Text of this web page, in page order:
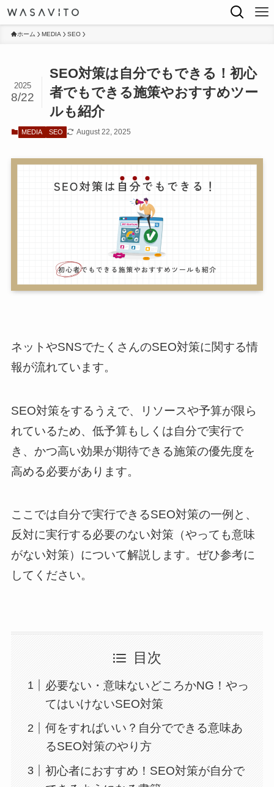
ホーム MEDIA SEO
SEO対策は自分でもできる！初心
者でもできる施策やおすすめツー
ルも紹介
2025
8/22
MEDIA SEO August 22, 2025
ネットやSNSでたくさんのSEO対策に関する情
報が流れています。
SEO対策をするうえで、リソースや予算が限ら
れているため、低予算もしくは自分で実行で
き、かつ高い効果が期待できる施策の優先度を
高める必要があります。
ここでは自分で実行できるSEO対策の一例と、
反対に実行する必要のない対策（やっても意味
がない対策）について解説します。ぜひ参考に
してください。
目次
必要ない・意味ないどころかNG！やっ
てはいけないSEO対策
何をすればいい？自分でできる意味あ
るSEO対策のやり方
初心者におすすめ！SEO対策が自分で